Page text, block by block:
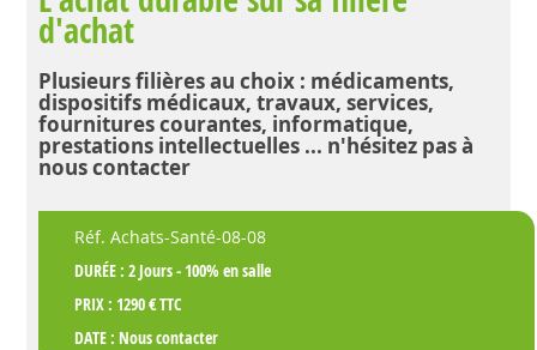
d'achat
Plusieurs filières au choix : médicaments,
dispositifs médicaux, travaux, services,
fournitures courantes, informatique,
prestations intellectuelles ... n'hésitez pas à
nous contacter
Réf. Achats-Santé-08-08
DURÉE : 2 Jours - 100% en salle
PRIX : 1290 € TTC
DATE :Nous contacter